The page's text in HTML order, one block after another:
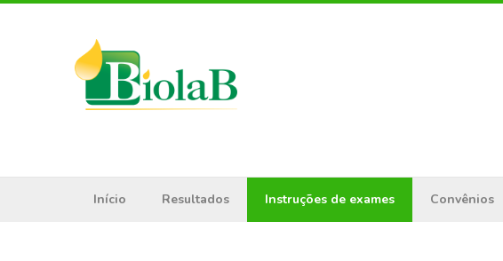
Início Resultados Instruções de exames Convênios